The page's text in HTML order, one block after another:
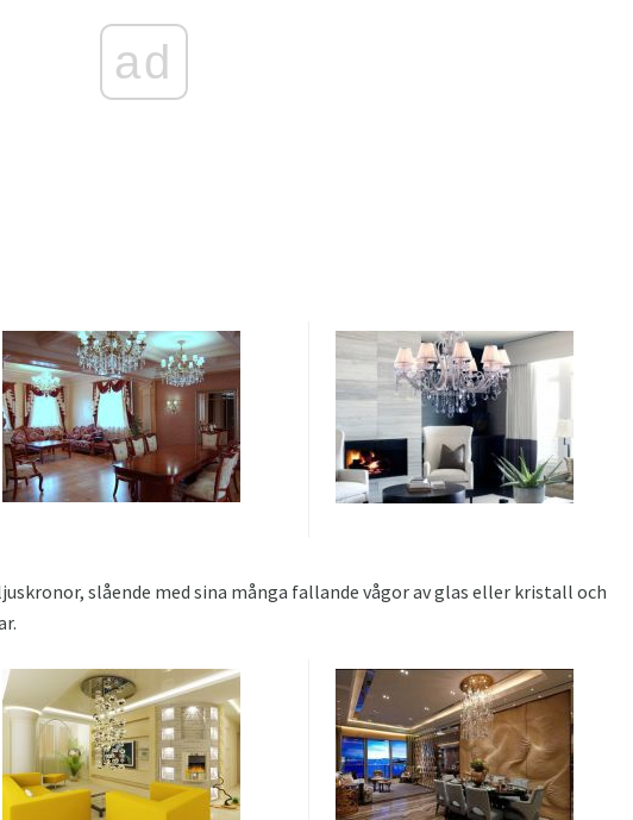
ad
slående med sina många fallande vågor av glas eller kristall och